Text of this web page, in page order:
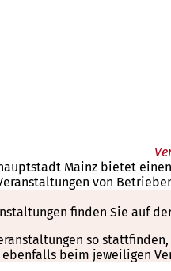
Mainz bietet
von
finden Sie auf
so
beim jeweiligen